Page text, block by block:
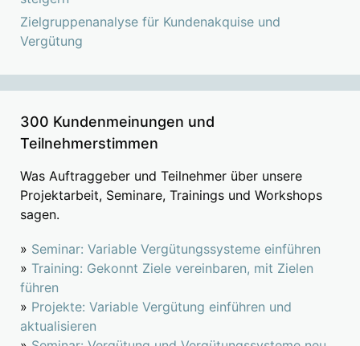
Zielgruppenanalyse für Kundenakquise und
Vergütung
300 Kundenmeinungen und
Teilnehmerstimmen
Was Auftraggeber und Teilnehmer über unsere
Projektarbeit, Seminare, Trainings und Workshops
sagen.
» Seminar: Variable Vergütungssysteme einführen
» Training: Gekonnt Ziele vereinbaren, mit Zielen
führen
» Projekte: Variable Vergütung einführen und
aktualisieren